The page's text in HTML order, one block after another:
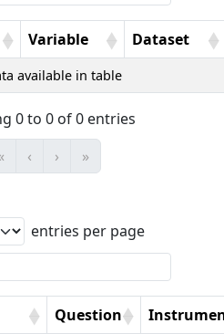
Variable Dataset
available in table
0 to 0 of 0 entries
‹ › »
entries per page
Question